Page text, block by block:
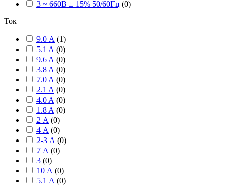
3 ~ 660В ± 15% 50/60Гц (0)
Ток
9.0 А (1)
5.1 A (0)
9.6 A (0)
3.8 A (0)
7.0 A (0)
2.1 A (0)
4.0 A (0)
1.8 A (0)
2 А (0)
4 А (0)
2-3 А (0)
7 А (0)
3 (0)
10 А (0)
5.1 А (0)